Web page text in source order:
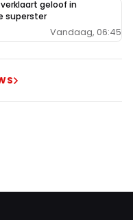
geloof in
superster
Vandaag, 06:45